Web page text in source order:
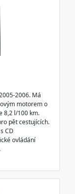
2006. Má
motorem o
8,2 l/100 km.
pět cestujících.
CD
ovládání